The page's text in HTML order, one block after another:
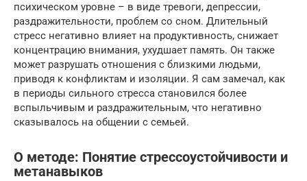
психическом уровне – в виде тревоги, депрессии,
раздражительности, проблем со сном. Длительный
стресс негативно влияет на продуктивность, снижает
концентрацию внимания, ухудшает память. Он также
может разрушать отношения с близкими людьми,
приводя к конфликтам и изоляции. Я сам замечал, как
в периоды сильного стресса становился более
вспыльчивым и раздражительным, что негативно
сказывалось на общении с семьей.
О методе: Понятие стрессоустойчивости и
метанавыков